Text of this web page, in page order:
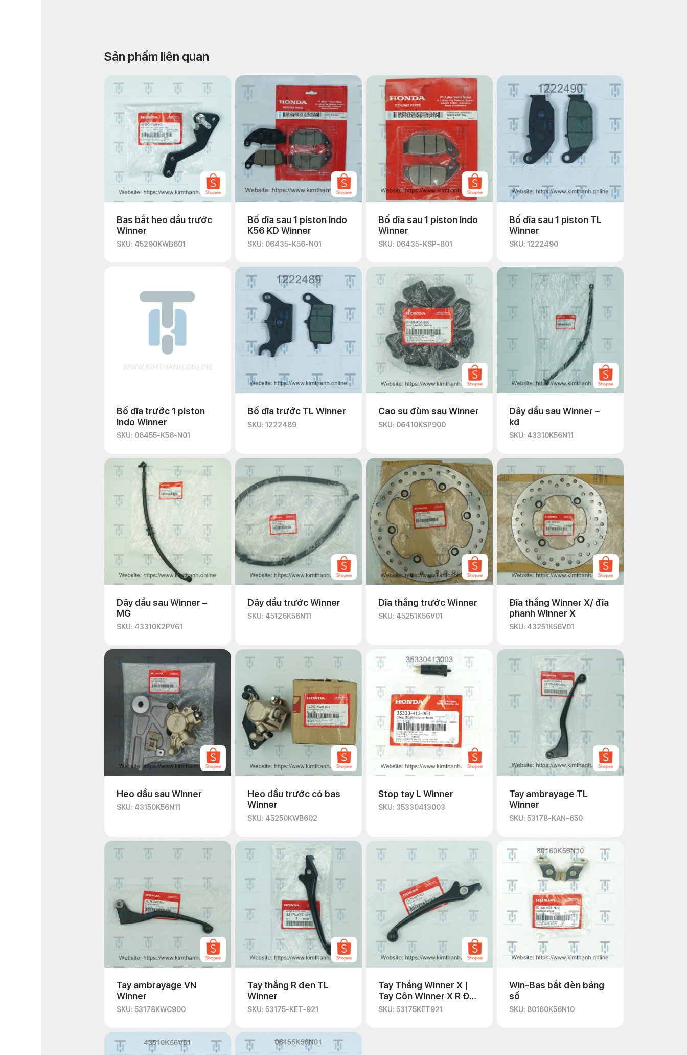
Sản phẩm liên quan
Bas bắt heo dầu trước
Winner
SKU: 45290KWB601
Bố dĩa sau 1 piston Indo
K56 KD Winner
SKU: 06435-K56-N01
Bố dĩa sau 1 piston Indo
Winner
SKU: 06435-KSP-B01
Bố dĩa sau 1 piston TL
Winner
SKU: 1222490
Bố dĩa trước 1 piston
Indo Winner
SKU: 06455-K56-N01
Bố dĩa trước TL Winner
SKU: 1222489
Cao su đùm sau Winner
SKU: 06410KSP900
Dây dầu sau Winner –
kđ
SKU: 43310K56N11
Dây dầu sau Winner –
MG
SKU: 43310K2PV61
Dây dầu trước Winner
SKU: 45126K56N11
Dĩa thắng trước Winner
SKU: 45251K56V01
Đĩa thắng Winner X/ đĩa
phanh Winner X
SKU: 43251K56V01
Heo dầu sau Winner
SKU: 43150K56N11
Heo dầu trước có bas
Winner
SKU: 45250KWB602
Stop tay L Winner
SKU: 35330413003
Tay ambrayage TL
Winner
SKU: 53178-KAN-650
Tay ambrayage VN
Winner
SKU: 53178KWC900
Tay thắng R đen TL
Winner
SKU: 53175-KET-921
Tay Thắng Winner X |
Tay Côn Winner X R Đen
VN
SKU: 53175KET921
Win-Bas bắt đèn bảng
số
SKU: 80160K56N10